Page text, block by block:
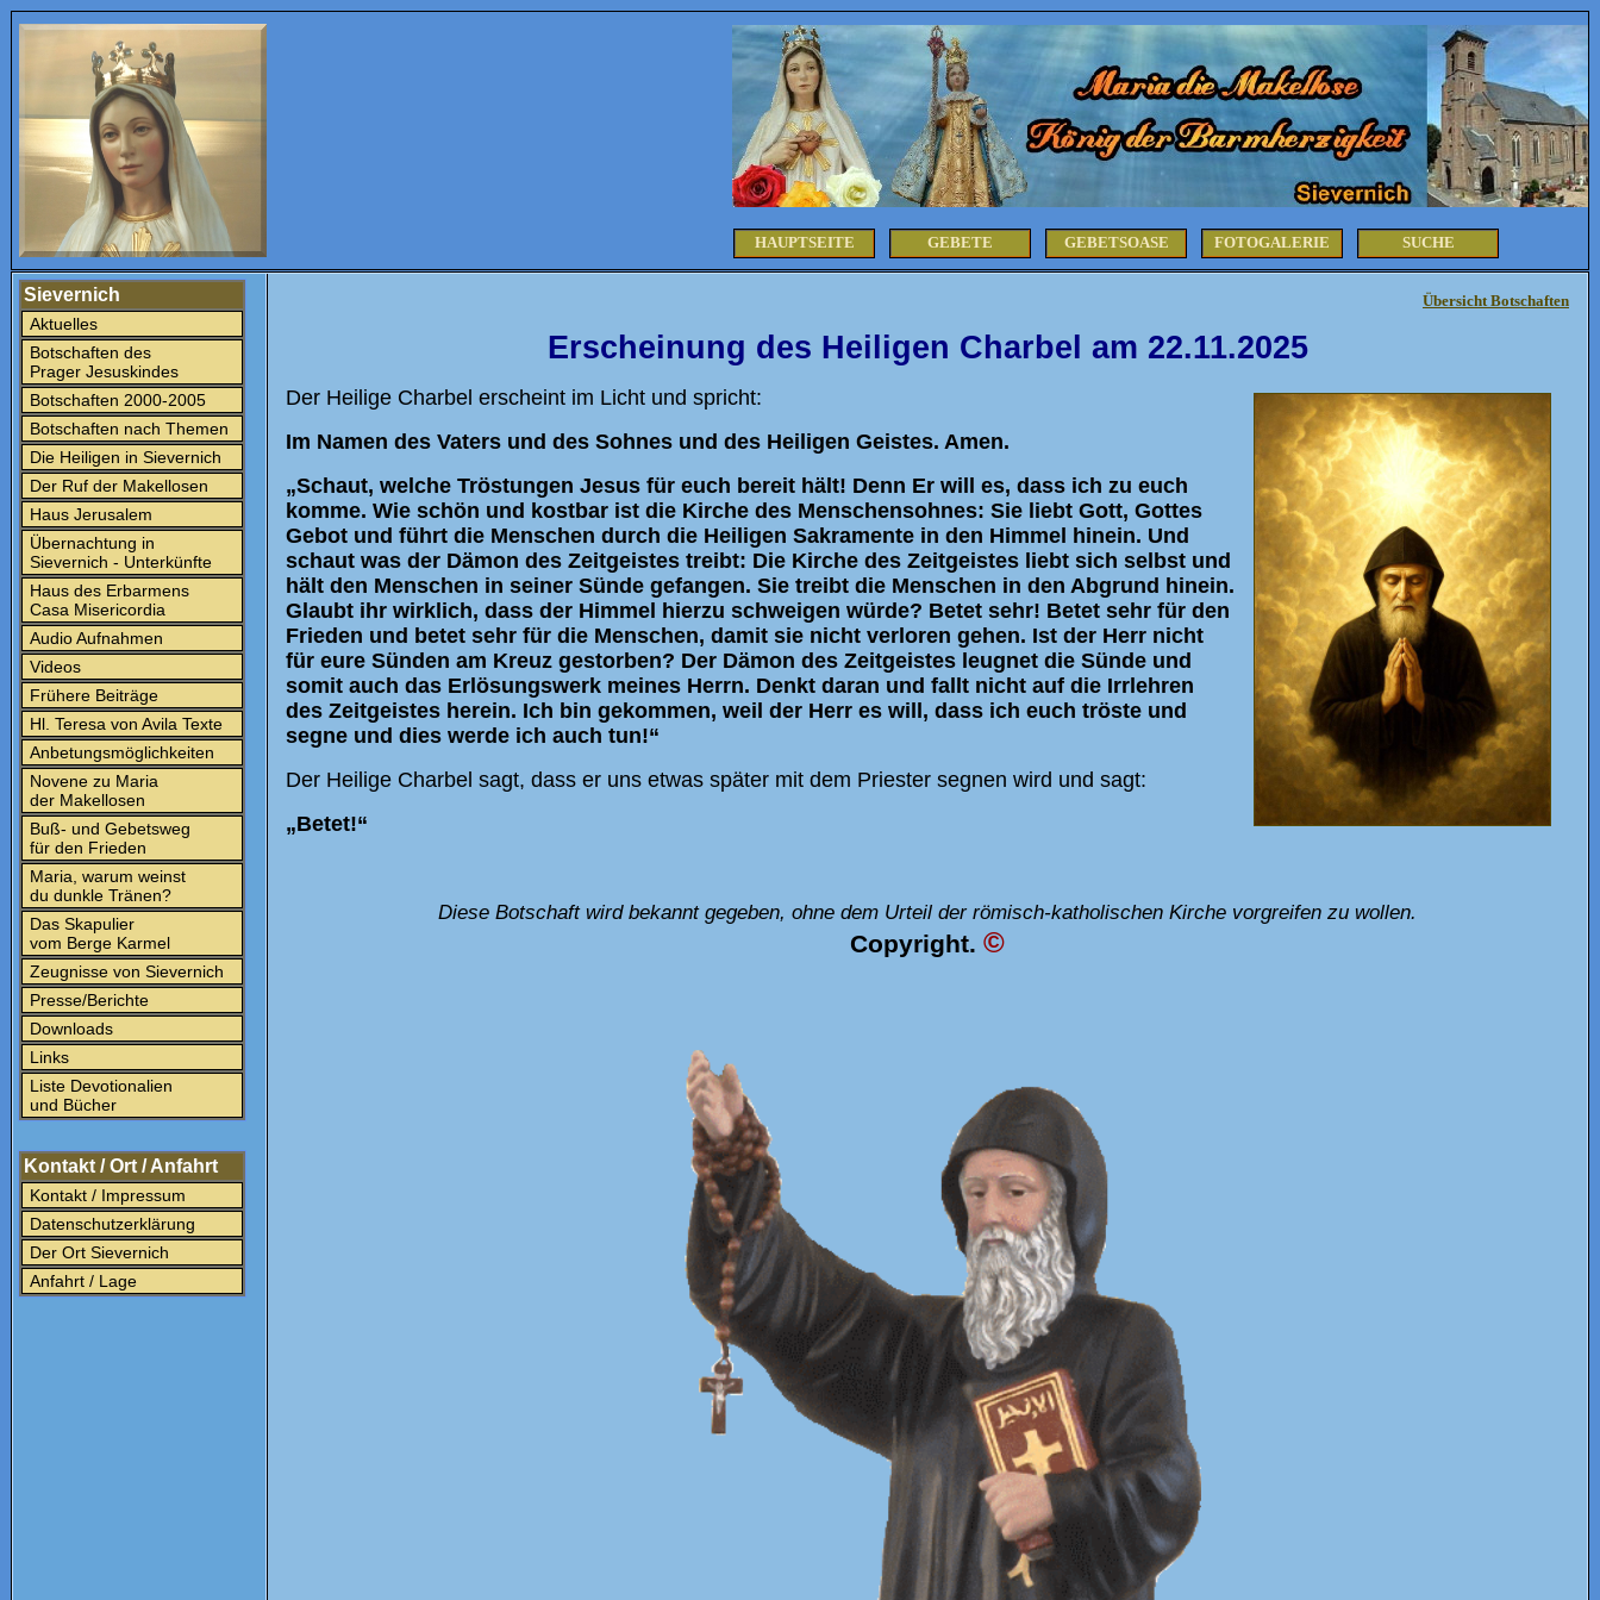
HAUPTSEITE GEBETE GEBETSOASE FOTOGALERIE SUCHE
Sievernich
Aktuelles
Botschaften des
Prager Jesuskindes
Botschaften 2000-2005
Botschaften nach Themen
Die Heiligen in Sievernich
Der Ruf der Makellosen
Haus Jerusalem
Übernachtung in
Sievernich - Unterkünfte
Haus des Erbarmens
Casa Misericordia
Audio Aufnahmen
Videos
Frühere Beiträge
Hl. Teresa von Avila Texte
Anbetungsmöglichkeiten
Novene zu Maria
der Makellosen
Buß- und Gebetsweg
für den Frieden
Maria, warum weinst
du dunkle Tränen?
Das Skapulier
vom Berge Karmel
Zeugnisse von Sievernich
Presse/Berichte
Downloads
Links
Liste Devotionalien
und Bücher
Kontakt / Ort / Anfahrt
Kontakt / Impressum
Datenschutzerklärung
Der Ort Sievernich
Anfahrt / Lage
Übersicht Botschaften
Erscheinung des Heiligen Charbel am 22.11.2025
Der Heilige Charbel erscheint im Licht und spricht:
Im Namen des Vaters und des Sohnes und des Heiligen Geistes. Amen.
„Schaut, welche Tröstungen Jesus für euch bereit hält! Denn Er will es, dass ich zu euch
komme. Wie schön und kostbar ist die Kirche des Menschensohnes: Sie liebt Gott, Gottes
Gebot und führt die Menschen durch die Heiligen Sakramente in den Himmel hinein. Und
schaut was der Dämon des Zeitgeistes treibt: Die Kirche des Zeitgeistes liebt sich selbst und
hält den Menschen in seiner Sünde gefangen. Sie treibt die Menschen in den Abgrund hinein.
Glaubt ihr wirklich, dass der Himmel hierzu schweigen würde? Betet sehr! Betet sehr für den
Frieden und betet sehr für die Menschen, damit sie nicht verloren gehen. Ist der Herr nicht
für eure Sünden am Kreuz gestorben? Der Dämon des Zeitgeistes leugnet die Sünde und
somit auch das Erlösungswerk meines Herrn. Denkt daran und fallt nicht auf die Irrlehren
des Zeitgeistes herein. Ich bin gekommen, weil der Herr es will, dass ich euch tröste und
segne und dies werde ich auch tun!“
Der Heilige Charbel sagt, dass er uns etwas später mit dem Priester segnen wird und sagt:
„Betet!“
Diese Botschaft wird bekannt gegeben, ohne dem Urteil der römisch-katholischen Kirche vorgreifen zu wollen.
Copyright. ©